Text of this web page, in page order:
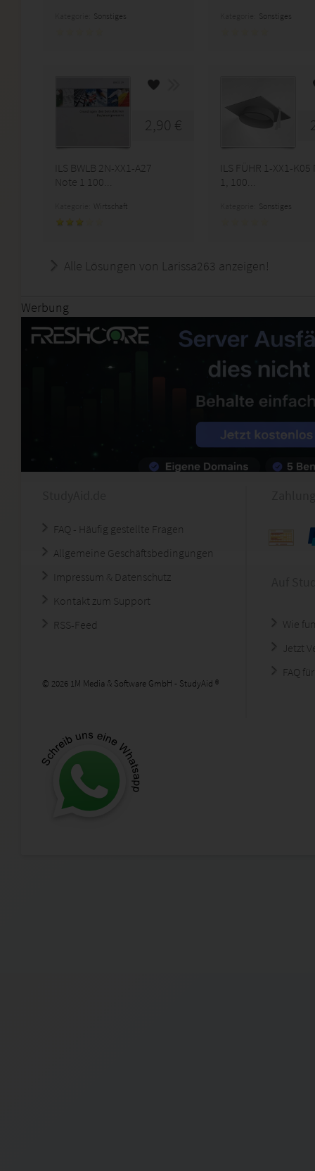
Sonstiges Sonstiges
2,90 €
ILS BWLB 2N-XX1-A27
Note 1 100...
Wirtschaft
ILS FÜHR 1-XX1-
1, 100...
Sonstiges
Alle Lösungen von Larissa263 anzeigen!
Werbung
FAQ - Häufig gestellte Fragen
Allgemeine Geschäftsbedingungen
Impressum & Datenschutz
Kontakt zum Support
RSS-Feed
© 2026 1M Media & Software GmbH - StudyAid ®
Wie
Jetzt
FAQ